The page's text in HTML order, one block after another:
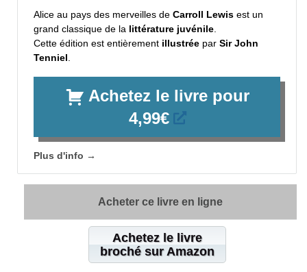
Alice au pays des merveilles de Carroll Lewis est un
grand classique de la littérature juvénile.
Cette édition est entièrement illustrée par Sir John
Tenniel.
Achetez le livre pour
4,99€
Plus d'info →
Acheter ce livre en ligne
Achetez le livre
broché sur Amazon